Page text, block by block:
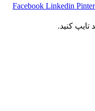
Facebook Linkedin
تایپ کنید.